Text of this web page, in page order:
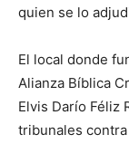
quien se lo
El local donde
Alianza Bíblica
Elvis Darío Féliz
tribunales